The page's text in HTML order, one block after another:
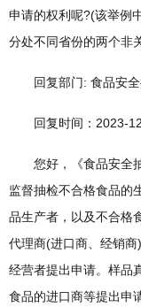
申请的权利呢?(该举例
分处不同省份的两个非
回复部门: 食品安全
回复时间：2023-
您好，《食品安全抽
监督抽检不合格食品的
品生产者，以及不合格
代理商(进口商、经销
经营者提出申请。样品
食品的进口商等提出申